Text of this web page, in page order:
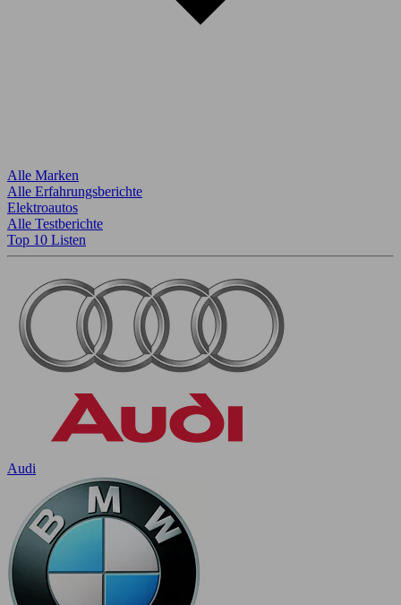
Alle Marken
Alle Erfahrungsberichte
Elektroautos
Alle Testberichte
Top 10 Listen
Audi